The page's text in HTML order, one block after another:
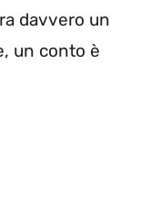
davvero un
un conto è